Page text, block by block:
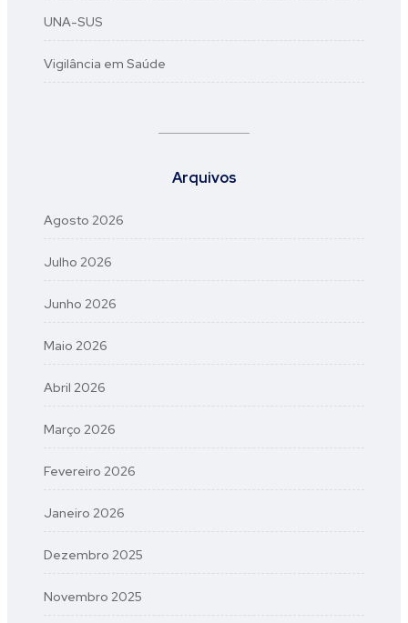
UNA-SUS
Vigilância em Saúde
Arquivos
Agosto 2026
Julho 2026
Junho 2026
Maio 2026
Abril 2026
Março 2026
Fevereiro 2026
Janeiro 2026
Dezembro 2025
Novembro 2025